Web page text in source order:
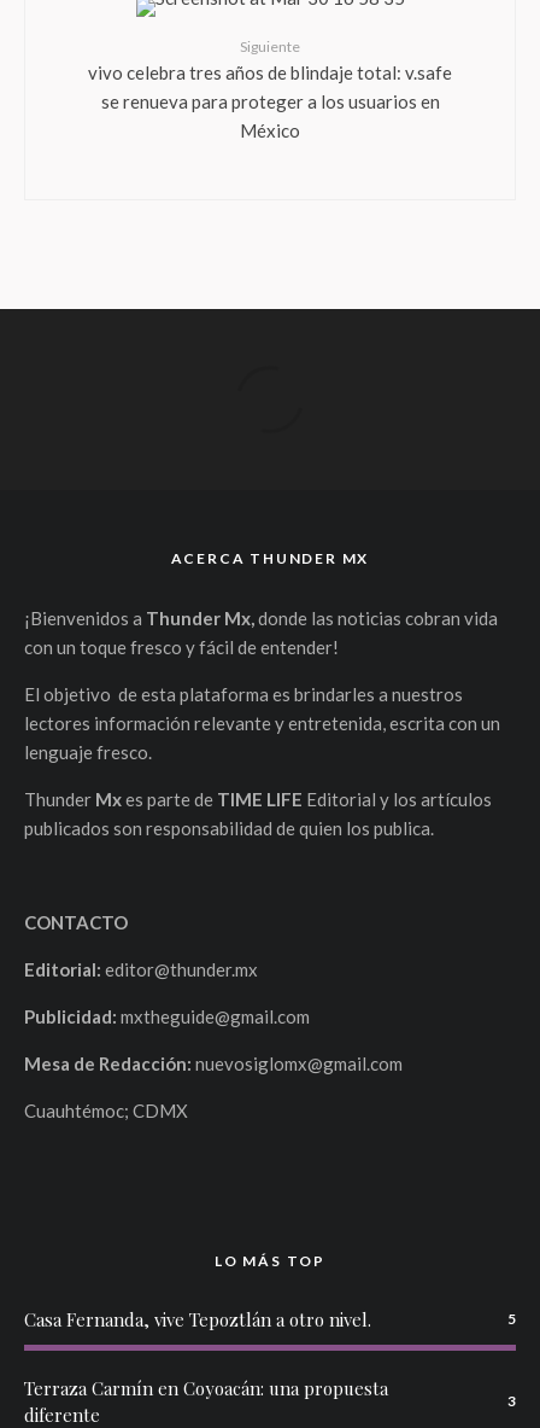
Siguiente
vivo celebra tres años de blindaje total: v.safe
se renueva para proteger a los usuarios en
México
ACERCA THUNDER MX
¡Bienvenidos a Thunder Mx,donde las noticias cobran vida
con un toque fresco y fácil de entender!
El objetivo de esta plataforma es brindarles a nuestros
lectores información relevante y entretenida, escrita con un
lenguaje fresco.
Thunder Mxes parte de TIME LIFE Editorial y los artículos
publicados son responsabilidad de quien los publica.
CONTACTO
Editorial: editor@thunder.mx
Publicidad: mxtheguide@gmail.com
Mesa de Redacción: nuevosiglomx@gmail.com
Cuauhtémoc; CDMX
LO MÁS TOP
Casa Fernanda, vive Tepoztlán a otro nivel. 5
Terraza Carmín en Coyoacán: una propuesta
diferente
3